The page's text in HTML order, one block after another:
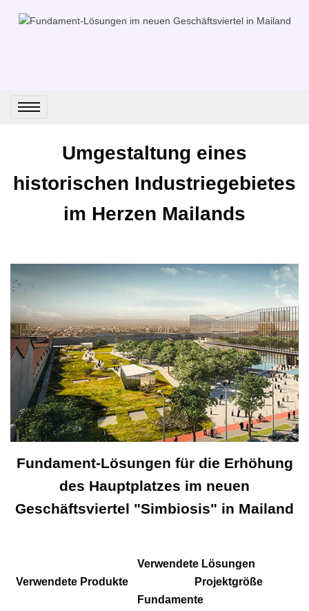
Umgestaltung eines
historischen Industriegebietes
im Herzen Mailands
Fundament-Lösungen für die Erhöhung
des Hauptplatzes im neuen
Geschäftsviertel "Simbiosis" in Mailand
Verwendete Lösungen
Verwendete Produkte Projektgröße
Fundamente